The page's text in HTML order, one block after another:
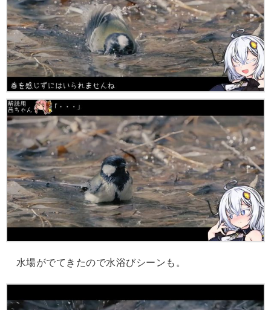
水場がでてきたので水浴びシーンも。